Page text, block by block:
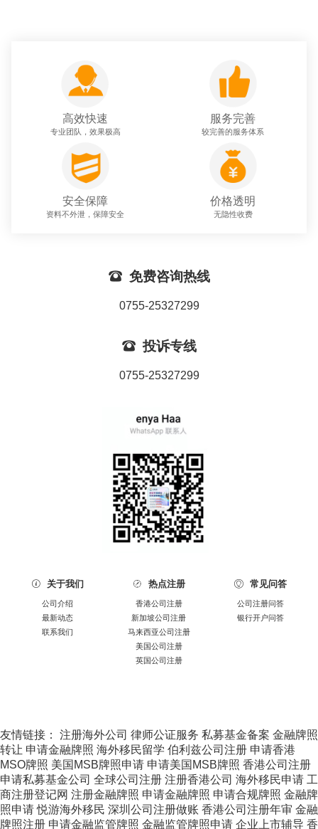
高效快速
专业团队，效果极高
服务完善
较完善的服务体系
安全保障
资料不外泄，保障安全
价格透明
无隐性收费
 免费咨询热线
0755-25327299
 投诉专线
0755-25327299
 关于我们
公司介绍
最新动态
联系我们
 热点注册
香港公司注册
新加坡公司注册
马来西亚公司注册
美国公司注册
英国公司注册
 常见问答
公司注册问答
银行开户问答
友情链接： 注册海外公司 律师公证服务 私募基金备案 金融牌照
转让 申请金融牌照 海外移民留学 伯利兹公司注册 申请香港
MSO牌照 美国MSB牌照申请 申请美国MSB牌照 香港公司注册
申请私募基金公司 全球公司注册 注册香港公司 海外移民申请 工
商注册登记网 注册金融牌照 申请金融牌照 申请合规牌照 金融牌
照申请 悦游海外移民 深圳公司注册做账 香港公司注册年审 金融
牌照注册 申请金融监管牌照 金融监管牌照申请 企业上市辅导 香